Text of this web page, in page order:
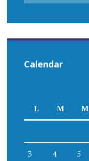
Calendar
L
M M
3 4 5